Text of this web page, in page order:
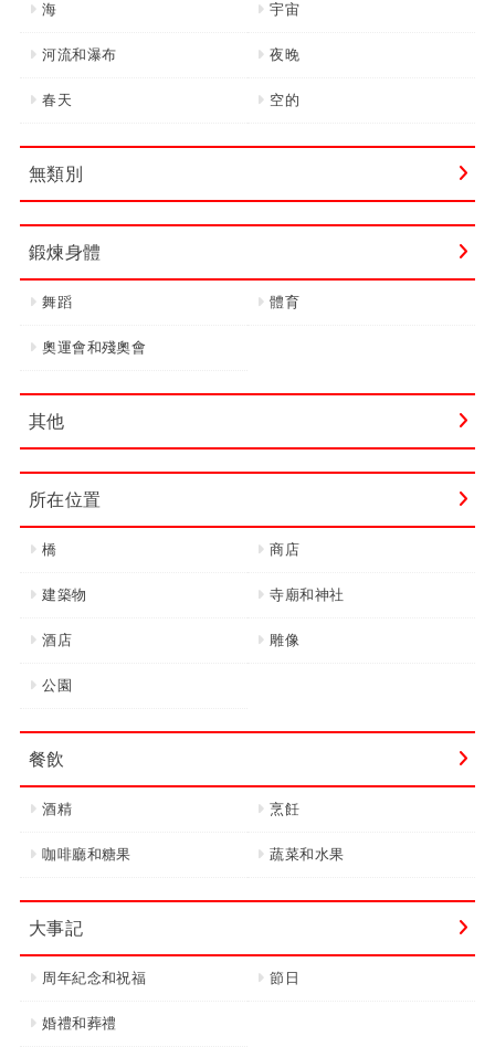
海 宇宙
河流和瀑布 夜晚
春天 空的
無類別
鍛煉身體
舞蹈 體育
奧運會和殘奧會
其他
所在位置
橋 商店
建築物 寺廟和神社
酒店 雕像
公園
餐飲
酒精 烹飪
咖啡廳和糖果 蔬菜和水果
大事記
周年紀念和祝福 節日
婚禮和葬禮